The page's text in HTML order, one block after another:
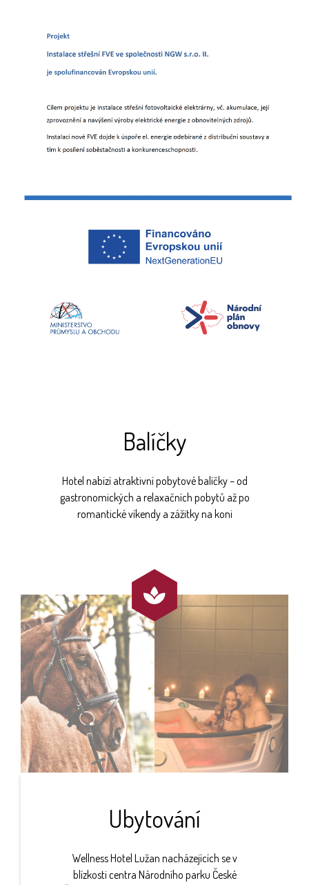
Balíčky
Hotel nabízí atraktivní pobytové balíčky – od
gastronomických a relaxačních pobytů až po
romantické víkendy a zážitky na koni

Ubytování
Wellness Hotel Lužan nacházejících se v
blízkosti centra Národního parku České